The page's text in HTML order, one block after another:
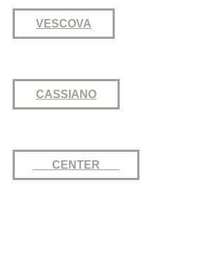
VESCOVA
CASSIANO
CENTER